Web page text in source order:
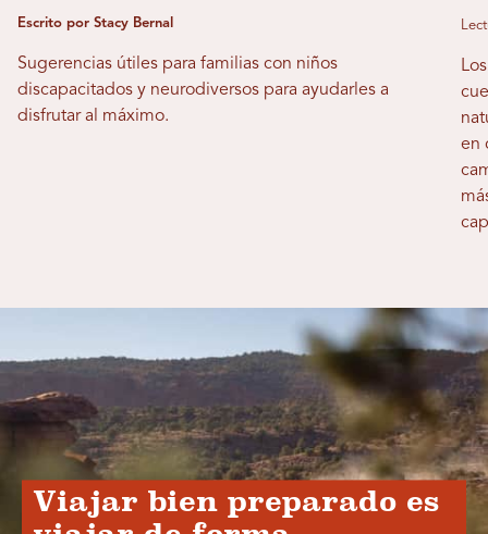
Escrito por Stacy Bernal
Sugerencias útiles para familias con niños
discapacitados y neurodiversos para ayudarles a
disfrutar al máximo.
en
Viajar bien preparado es